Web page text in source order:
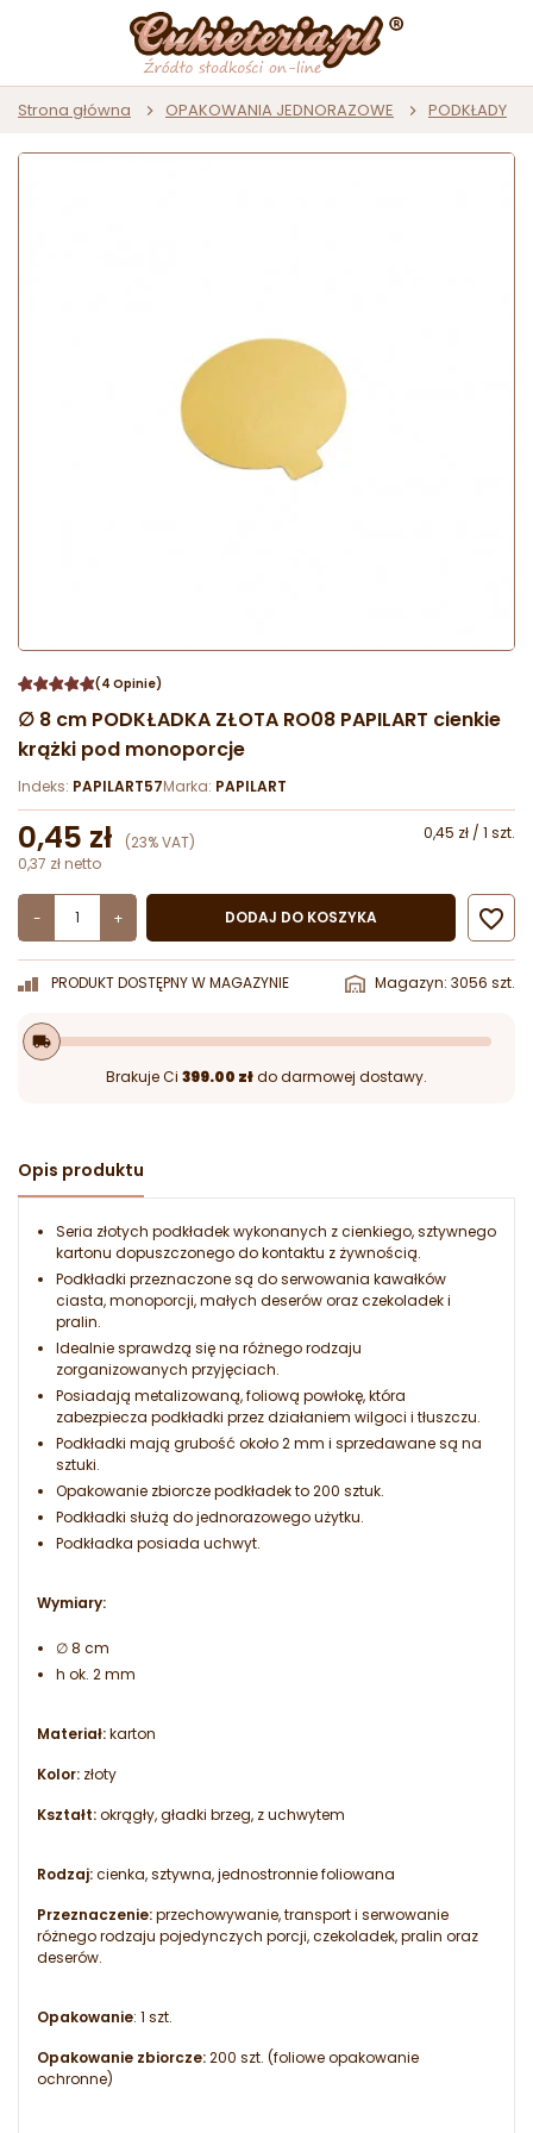
Strona główna OPAKOWANIA JEDNORAZOWE PODKŁADY
(4 Opinie)
∅ 8 cm PODKŁADKA ZŁOTA RO08 PAPILART cienkie
krążki pod monoporcje
Indeks: PAPILART57Marka: PAPILART
0,45 zł (23% VAT)
0,45 zł / 1 szt.
0,37 zł netto
- + DODAJ DO KOSZYKA 
PRODUKT DOSTĘPNY W MAGAZYNIE Magazyn: 3056 szt.
local_shipping
Brakuje Ci 399.00 złdo darmowej dostawy.
Opis produktu
Seria złotych podkładek wykonanych z cienkiego, sztywnego
kartonu dopuszczonego do kontaktu z żywnością.
Podkładki przeznaczone są do serwowania kawałków
ciasta, monoporcji, małych deserów oraz czekoladek i
pralin.
Idealnie sprawdzą się na różnego rodzaju
zorganizowanych przyjęciach.
Posiadają metalizowaną, foliową powłokę, która
zabezpiecza podkładki przez działaniem wilgoci i tłuszczu.
Podkładki mają grubość około 2 mm i sprzedawane są na
sztuki.
Opakowanie zbiorcze podkładek to 200 sztuk.
Podkładki służą do jednorazowego użytku.
Podkładka posiada uchwyt.
Wymiary:
∅ 8 cm
h ok. 2 mm
Materiał:karton
Kolor: złoty
Kształt:okrągły, gładki brzeg, z uchwytem
Rodzaj:cienka, sztywna, jednostronnie foliowana
Przeznaczenie:przechowywanie, transport i serwowanie
różnego rodzaju pojedynczych porcji, czekoladek, pralin oraz
deserów.
Opakowanie: 1 szt.
Opakowanie zbiorcze:200 szt. (foliowe opakowanie
ochronne)